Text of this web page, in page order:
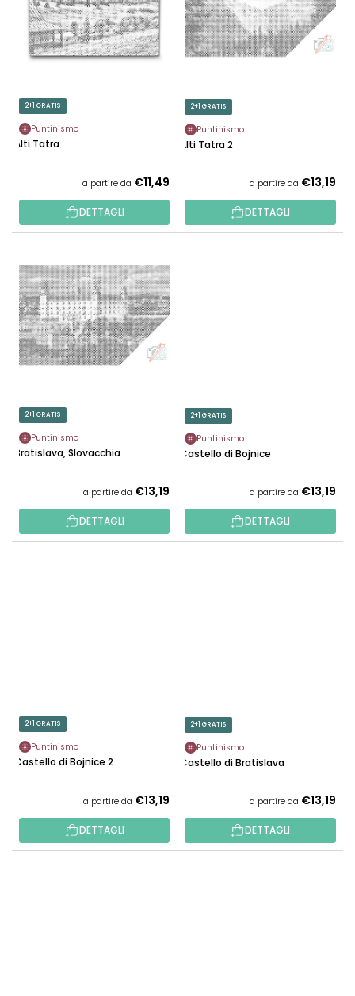
R
O
D
O
P
R
O
T
I
2+1 GRATIS
Puntinismo
Alti Tatra
a partire da €11,49
DETTAGLI
2+1 GRATIS
Puntinismo
Alti Tatra 2
a partire da €13,19
DETTAGLI
2+1 GRATIS
Puntinismo
Bratislava, Slovacchia
a partire da €13,19
DETTAGLI
2+1 GRATIS
Puntinismo
Castello di Bojnice
a partire da €13,19
DETTAGLI
2+1 GRATIS
Puntinismo
Castello di Bojnice 2
a partire da €13,19
DETTAGLI
2+1 GRATIS
Puntinismo
Castello di Bratislava
a partire da €13,19
DETTAGLI